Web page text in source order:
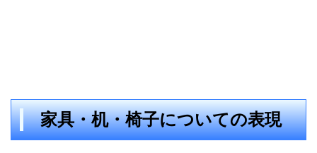
家具・机・椅子についての表現